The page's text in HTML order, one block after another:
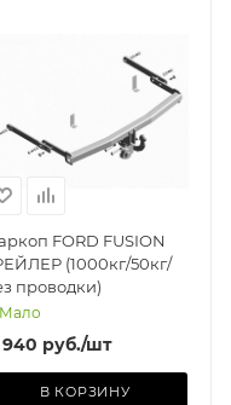
FORD FUSION
(1000кг/50кг/
проводки)
Мало
руб./шт
В КОРЗИНУ